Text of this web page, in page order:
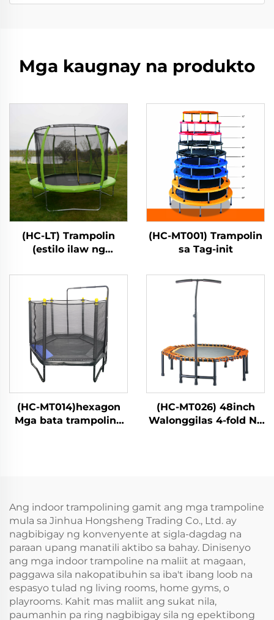
Mga kaugnay na produkto
(HC-LT) Trampolin
(estilo ilaw ng
(HC-MT001) Trampolin
sa Tag-init
(HC-MT014)hexagon
Mga bata trampoline
(HC-MT026) 48inch
Walonggilas 4-fold Na
Ang indoor trampolining gamit ang mga trampoline
mula sa Jinhua Hongsheng Trading Co., Ltd. ay
nagbibigay ng konvenyente at sigla-dagdag na
paraan upang manatili aktibo sa bahay. Dinisenyo
ang mga indoor trampoline na maliit at magaan,
paggawa sila nakopatibuhin sa iba't ibang loob na
espasyo tulad ng living rooms, home gyms, o
playrooms. Kahit mas maliit ang sukat nila,
paumanhin pa ring nagbibigay sila ng epektibong